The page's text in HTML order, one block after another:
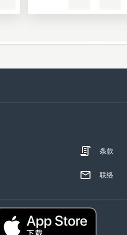
条款
联络